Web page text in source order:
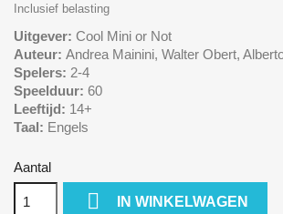
Inclusief belasting
Uitgever: Cool Mini or Not
Auteur: Andrea Mainini, Walter Obert,
Spelers: 2-4
Speelduur: 60
Leeftijd: 14+
Taal: Engels
Aantal
 IN WINKELWAGEN